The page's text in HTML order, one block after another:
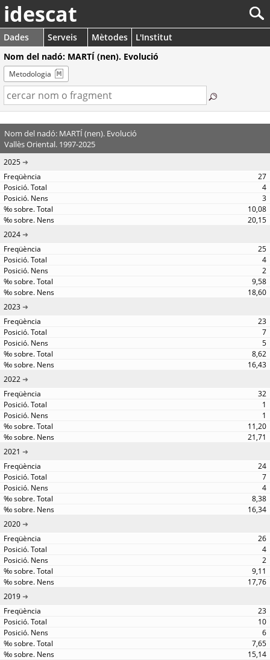
idescat
Dades Serveis Mètodes
L'Institut
Nom del nadó: MARTÍ (nen). Evolució
Metodologia
Nom del nadó: MARTÍ (nen). Evolució
Vallès Oriental. 1997-2025
2025
27
4
3
10,08
20,15
2024
25
4
2
9,58
18,60
2023
23
7
5
8,62
16,43
2022
32
1
1
11,20
21,71
2021
24
7
4
8,38
16,34
2020
26
4
2
9,11
17,76
2019
23
10
6
7,65
15,14